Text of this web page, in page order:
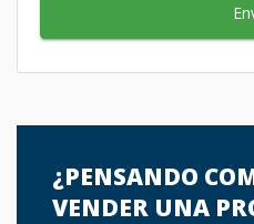
¿PENSANDO
VENDER UNA